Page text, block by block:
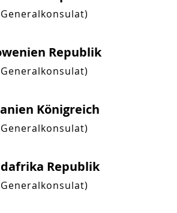
Republik
Königreich
Republik